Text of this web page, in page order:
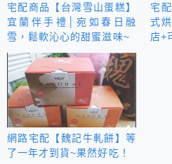
宅配商品【台灣雪山蛋糕】
宜蘭伴手禮│宛如春日融
雪，鬆軟沁心的甜蜜滋味~
宅
式
店+
網路宅配【魏記牛軋餅】等
了一年才到貨~果然好吃！